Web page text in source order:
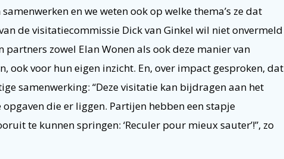
en we weten ook op welke thema’s ze dat
de visitatiecommissie Dick van Ginkel wil niet onvermeld
zowel Elan Wonen als ook deze manier van
ook voor hun eigen inzicht. En, over impact gesproken, dat
samenwerking: “Deze visitatie kan bijdragen aan het
die er liggen. Partijen hebben een stapje
te kunnen springen: ‘Reculer pour mieux sauter’!”, zo